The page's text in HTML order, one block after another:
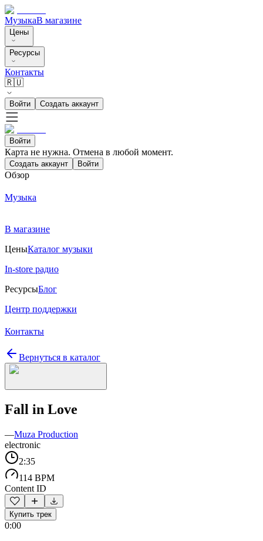
МузыкаВ магазине
Цены
Ресурсы
Контакты
🇷🇺
Войти Создать аккаунт
Войти
Карта не нужна. Отмена в любой момент.
Создать аккаунт Войти
Обзор
Музыка
В магазине
ЦеныКаталог музыки
In-store радио
РесурсыБлог
Центр поддержки
Контакты
Вернуться в каталог
Fall in Love
—Muza Production
electronic
2:35
114 BPM
Content ID
Купить трек
0:00